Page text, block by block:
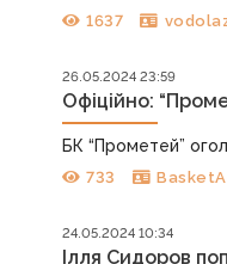
1637
26.05.2024 23:59
Офіційно:
БК “Прометей”
733
24.05.2024 10:34
Ілля Сидоров